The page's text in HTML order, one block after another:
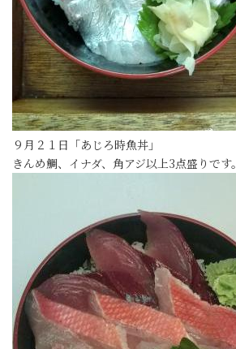
９月２１日「あじろ時魚丼」
きんめ鯛、イナダ、角アジ以上3点盛りです。